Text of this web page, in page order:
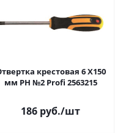
крестовая 6 Х150
мм РН №2 Profi 2563215
186 руб./шт